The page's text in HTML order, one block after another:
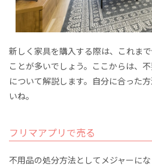
新しく家具を購入する際は、これま
ことが多いでしょう。ここからは、
について解説します。自分に合った
いね。
フリマアプリで売る
不用品の処分方法としてメジャーに